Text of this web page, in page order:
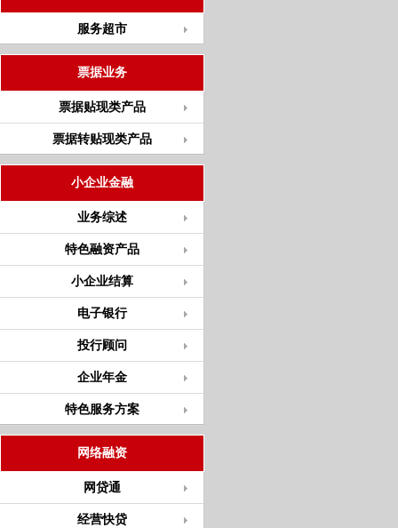
服务超市
票据业务
票据贴现类产品
票据转贴现类产品
小企业金融
业务综述
特色融资产品
小企业结算
电子银行
投行顾问
企业年金
特色服务方案
网络融资
网贷通
经营快贷